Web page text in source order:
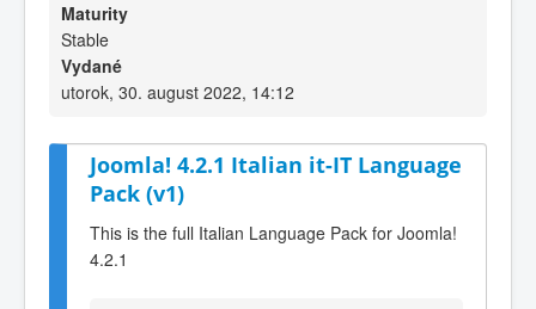
Maturity
Stable
Vydané
utorok, 30. august 2022, 14:12
Joomla! 4.2.1 Italian it-IT Language
Pack (v1)
This is the full Italian Language Pack for Joomla!
4.2.1